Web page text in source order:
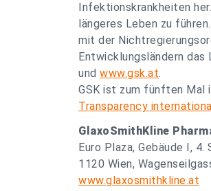
Infektionskrankheiten
längeres Leben zu
mit der
Entwicklungsländern
und www.gsk.at.
GSK ist zum fünften Mal
Transparency
GlaxoSmithKline
Euro Plaza, Gebäude I, 4.
1120 Wien,
www.glaxosmithkline.at